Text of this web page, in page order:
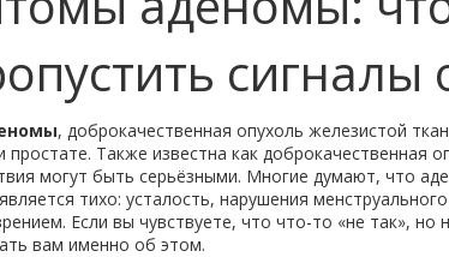
сигналы
, доброкачественная опухоль железистой
простате. Также известна как доброкачественная
могут быть серьёзными. Многие думают, что
тихо: усталость, нарушения
Если вы чувствуете, что что-то «не так»,
вам именно об этом.